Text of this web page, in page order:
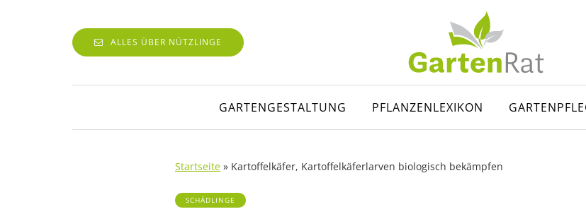
ALLES ÜBER NÜTZLINGE
GARTENGESTALTUNG PFLANZENLEXIKON
Startseite » Kartoffelkäfer, Kartoffelkäferlarven biologisch bekämpfen
SCHÄDLINGE